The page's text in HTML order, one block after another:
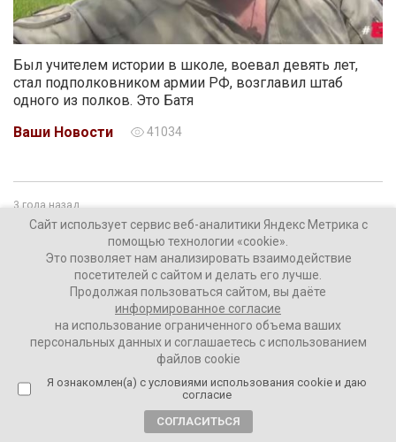
Был учителем истории в школе, воевал девять лет,
стал подполковником армии РФ, возглавил штаб
одного из полков. Это Батя
Ваши Новости
41034
3 года назад
Поэт, культуролог и специалист по Павлу
Флоренскому Михаил Кильдяшов
рассказывает о знакомстве с Захаром
Прилепиным
Сайт использует сервис веб-аналитики Яндекс Метрика с
помощью технологии «cookie».
Это позволяет нам анализировать взаимодействие
посетителей с сайтом и делать его лучше.
Продолжая пользоваться сайтом, вы даёте
информированное согласие
на использование ограниченного объема ваших
персональных данных и соглашаетесь с использованием
файлов cookie
Я ознакомлен(а) с условиями использования cookie и даю
согласие
СОГЛАСИТЬСЯ